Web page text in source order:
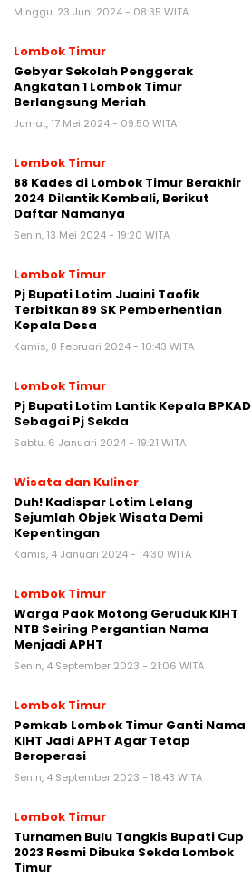
Minggu, 23 Juni 2024 - 08:35 WITA
Lombok Timur
Gebyar Sekolah Penggerak
Angkatan 1 Lombok Timur
Berlangsung Meriah
Jumat, 17 Mei 2024 - 09:50 WITA
Lombok Timur
88 Kades di Lombok Timur Berakhir
2024 Dilantik Kembali, Berikut
Daftar Namanya
Senin, 13 Mei 2024 - 19:20 WITA
Lombok Timur
Pj Bupati Lotim Juaini Taofik
Terbitkan 89 SK Pemberhentian
Kepala Desa
Kamis, 8 Februari 2024 - 10:43 WITA
Lombok Timur
Pj Bupati Lotim Lantik Kepala BPKAD
Sebagai Pj Sekda
Sabtu, 6 Januari 2024 - 19:21 WITA
Wisata dan Kuliner
Duh! Kadispar Lotim Lelang
Sejumlah Objek Wisata Demi
Kepentingan
Kamis, 4 Januari 2024 - 14:30 WITA
Lombok Timur
Warga Paok Motong Geruduk KIHT
NTB Seiring Pergantian Nama
Menjadi APHT
Senin, 4 September 2023 - 21:06 WITA
Lombok Timur
Pemkab Lombok Timur Ganti Nama
KIHT Jadi APHT Agar Tetap
Beroperasi
Senin, 4 September 2023 - 18:43 WITA
Lombok Timur
Turnamen Bulu Tangkis Bupati Cup
2023 Resmi Dibuka Sekda Lombok
Timur